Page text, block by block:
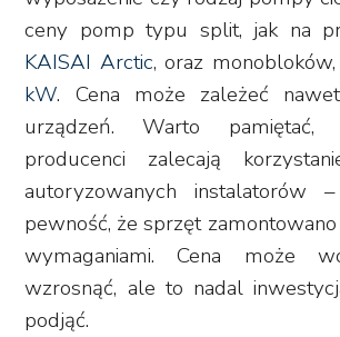
ceny pomp typu split, jak na
KAISAI Arctic, oraz
kW. Cena może zależeć
urządzeń. Warto pamiętać,
producenci zalecają
autoryzowanych
pewność, że sprzęt
wymaganiami. Cena może
wzrosnąć, ale to nadal
podjąć.